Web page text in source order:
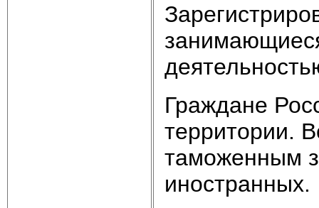
Граждане
территории.
таможенным
иностранных.